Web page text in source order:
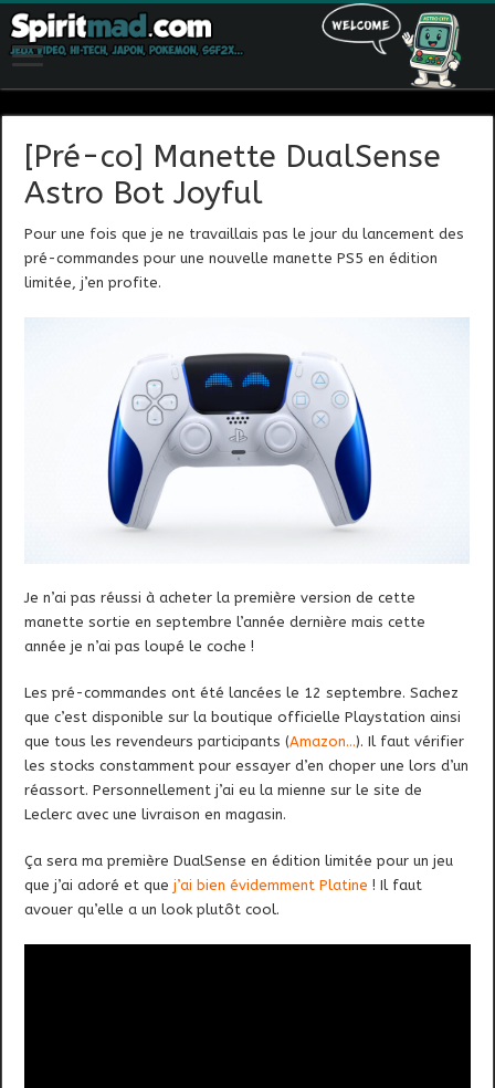
[Pré-co] Manette DualSense
Astro Bot Joyful
Pour une fois que je ne travaillais pas le jour du lancement des
pré-commandes pour une nouvelle manette PS5 en édition
limitée, j’en profite.
Je n’ai pas réussi à acheter la première version de cette
manette sortie en septembre l’année dernière mais cette
année je n’ai pas loupé le coche !
Les pré-commandes ont été lancées le 12 septembre. Sachez
que c’est disponible sur la boutique officielle Playstation ainsi
que tous les revendeurs participants (Amazon…). Il faut vérifier
les stocks constamment pour essayer d’en choper une lors d’un
réassort. Personnellement j’ai eu la mienne sur le site de
Leclerc avec une livraison en magasin.
Ça sera ma première DualSense en édition limitée pour un jeu
que j’ai adoré et quej’ai bien évidemment Platine ! Il faut
avouer qu’elle a un look plutôt cool.